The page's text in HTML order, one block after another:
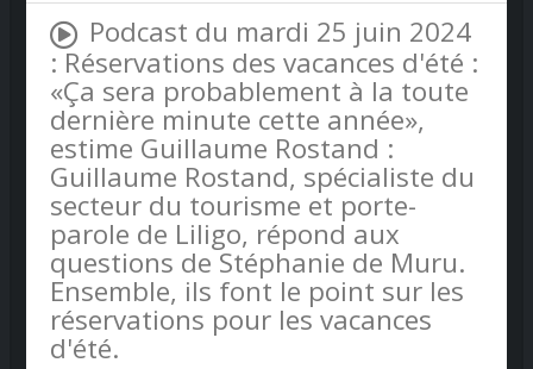
Podcast du mardi 25 juin 2024
: Réservations des vacances d'été :
«Ça sera probablement à la toute
dernière minute cette année»,
estime Guillaume Rostand :
Guillaume Rostand, spécialiste du
secteur du tourisme et porte-
parole de Liligo, répond aux
questions de Stéphanie de Muru.
Ensemble, ils font le point sur les
réservations pour les vacances
d'été.